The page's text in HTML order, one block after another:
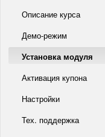
Описание курса
Демо-режим
Установка модуля
Активация купона
Настройки
Тех. поддержка